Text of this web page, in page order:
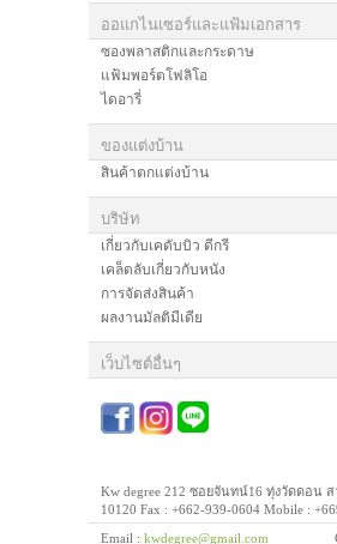
ออแกไนเซอร์และแฟ้มเอกสาร
ซองพลาสติกและกระดาษ
แฟ้มพอร์ตโฟลิโอ
ไดอารี่
ของแต่งบ้าน
สินค้าตกแต่งบ้าน
บริษัท
เกี่ยวกับเคดับบิว ดีกรี
เคล็ดลับเกี่ยวกับหนัง
การจัดส่งสินค้า
ผลงานมัลติมีเดีย
เว็บไซต์อื่นๆ
Kw degree 212 ซอยจันทน์16 ทุ่งวัดดอน ส
10120 Fax : +662-939-0604 Mobile :
Email : kwdegree@gmail.com